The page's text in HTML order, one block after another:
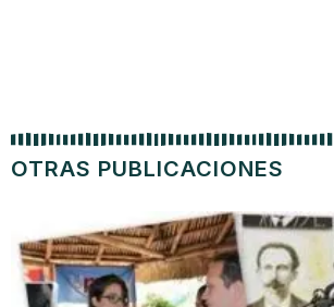
OTRAS PUBLICACIONES